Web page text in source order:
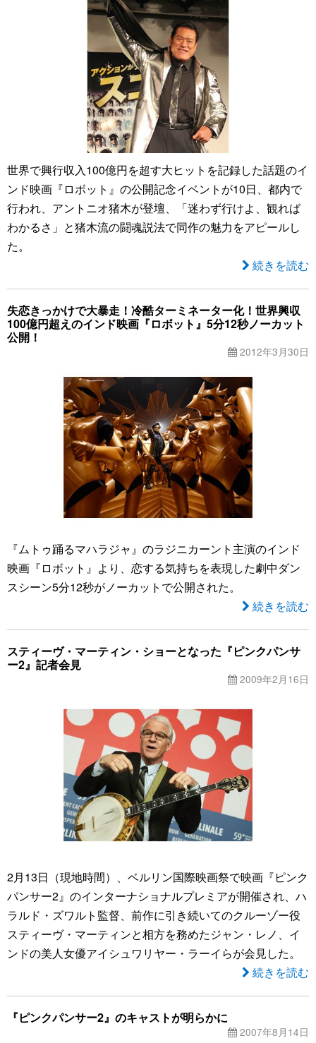
世界で興行収入100億円を超す大ヒットを記録した話題のイ
ンド映画『ロボット』の公開記念イベントが10日、都内で
行われ、アントニオ猪木が登壇、「迷わず行けよ、観れば
わかるさ」と猪木流の闘魂説法で同作の魅力をアピールし
た。
続きを読む
失恋きっかけで大暴走！冷酷ターミネーター化！世界興収
100億円超えのインド映画『ロボット』5分12秒ノーカット
公開！
2012年3月30日
『ムトゥ踊るマハラジャ』のラジニカーント主演のインド
映画『ロボット』より、恋する気持ちを表現した劇中ダン
スシーン5分12秒がノーカットで公開された。
続きを読む
スティーヴ・マーティン・ショーとなった『ピンクパンサ
ー2』記者会見
2009年2月16日
2月13日（現地時間）、ベルリン国際映画祭で映画『ピンク
パンサー2』のインターナショナルプレミアが開催され、ハ
ラルド・ズワルト監督、前作に引き続いてのクルーゾー役
スティーヴ・マーティンと相方を務めたジャン・レノ、イ
ンドの美人女優アイシュワリヤー・ラーイらが会見した。
続きを読む
『ピンクパンサー2』のキャストが明らかに
2007年8月14日